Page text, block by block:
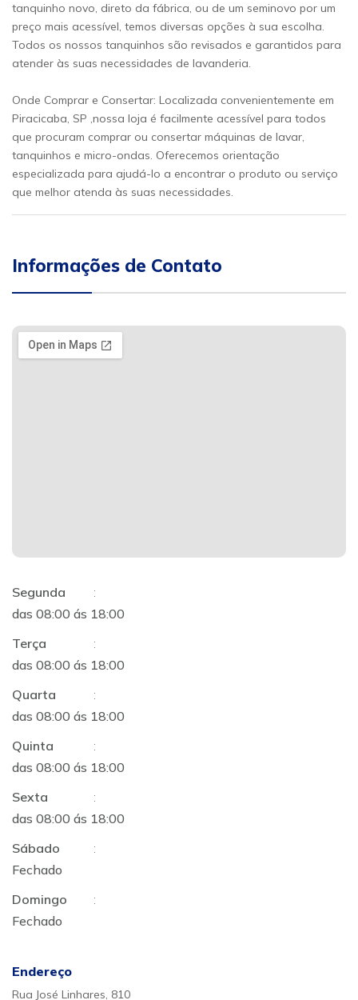
tanquinho novo, direto da fábrica, ou de um seminovo por um
preço mais acessível, temos diversas opções à sua escolha.
Todos os nossos tanquinhos são revisados e garantidos para
atender às suas necessidades de lavanderia.
Onde Comprar e Consertar: Localizada convenientemente em
Piracicaba, SP ,nossa loja é facilmente acessível para todos
que procuram comprar ou consertar máquinas de lavar,
tanquinhos e micro-ondas. Oferecemos orientação
especializada para ajudá-lo a encontrar o produto ou serviço
que melhor atenda às suas necessidades.
Informações de Contato
Segunda
:
das 08:00 ás 18:00
Terça
:
das 08:00 ás 18:00
Quarta
:
das 08:00 ás 18:00
Quinta
:
das 08:00 ás 18:00
Sexta
:
das 08:00 ás 18:00
Sábado
:
Fechado
Domingo
:
Fechado
Endereço
Rua José Linhares, 810